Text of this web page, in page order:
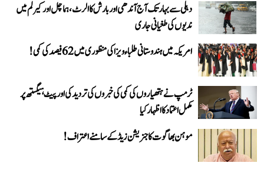
دہلی سے بہار تک آج آندھی اور بارش کا الرٹ، ہماچل اور کیرلم میں
ندیوں کی طغیانی جاری
امریکہ میں ہندوستانی طلباء ویزا کی منظوری میں 62 فیصد کی کمی!
ٹرمپ نے ہتھیاروں کی کمی کی خبروں کی تردید کی اور پیٹ ہیگستھ پر
مکمل اعتماد کا اظہار کیا
موہن بھاگوت کا جنریشن زیڈ کے سامنے اعتراف!